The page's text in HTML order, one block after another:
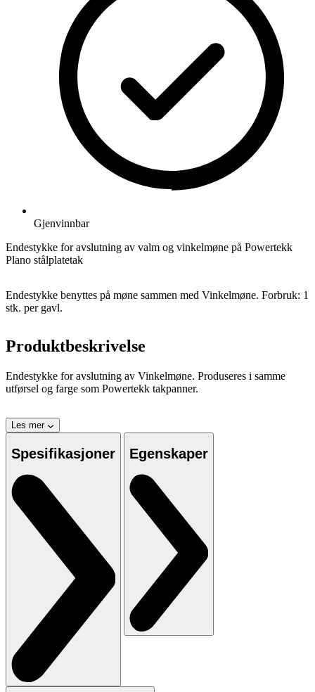
Gjenvinnbar
Endestykke for avslutning av valm og vinkelmøne på Powertekk
Plano stålplatetak
Endestykke benyttes på møne sammen med Vinkelmøne. Forbruk: 1
stk. per gavl.
Produktbeskrivelse
Endestykke for avslutning av Vinkelmøne. Produseres i samme
utførsel og farge som Powertekk takpanner.
Les mer
Spesifikasjoner Egenskaper